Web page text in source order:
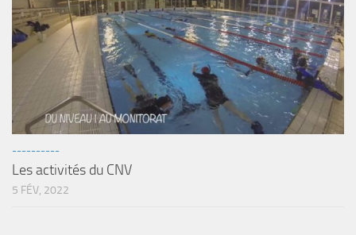
----------
Les activités du CNV
5 FÉV, 2022